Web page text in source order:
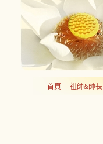
首頁 祖師&師長